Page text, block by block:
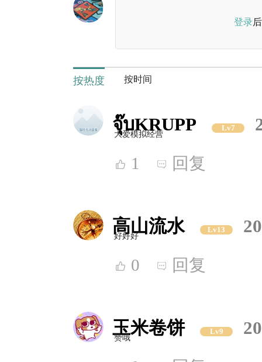
登录
按热度 按时间
จุ๊บKRUPP Lv7
大爱模拟经营
1 回复
高山流水 Lv13
好好好
0 回复
玉米卷饼 Lv9
赞哦